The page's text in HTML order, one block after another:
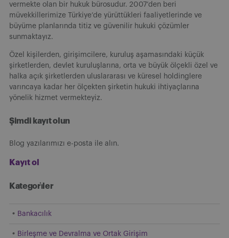
vermekte olan bir hukuk bürosudur. 2007’den beri
müvekkillerimize Türkiye’de yürüttükleri faaliyetlerinde ve
büyüme planlarında titiz ve güvenilir hukuki çözümler
sunmaktayız.
Özel kişilerden, girişimcilere, kuruluş aşamasındaki küçük
şirketlerden, devlet kuruluşlarına, orta ve büyük ölçekli özel ve
halka açık şirketlerden uluslararası ve küresel holdinglere
varıncaya kadar her ölçekten şirketin hukuki ihtiyaçlarına
yönelik hizmet vermekteyiz.
Şimdi kayıt olun
Blog yazılarımızı e-posta ile alın.
Kayıt ol
Kategori̇ler
Bankacılık
Birleşme ve Devralma ve Ortak Girişim